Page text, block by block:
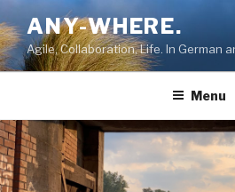
Skip
to
content
ANY-WHERE.
Agile, Collaboration, Life. In German
Menu